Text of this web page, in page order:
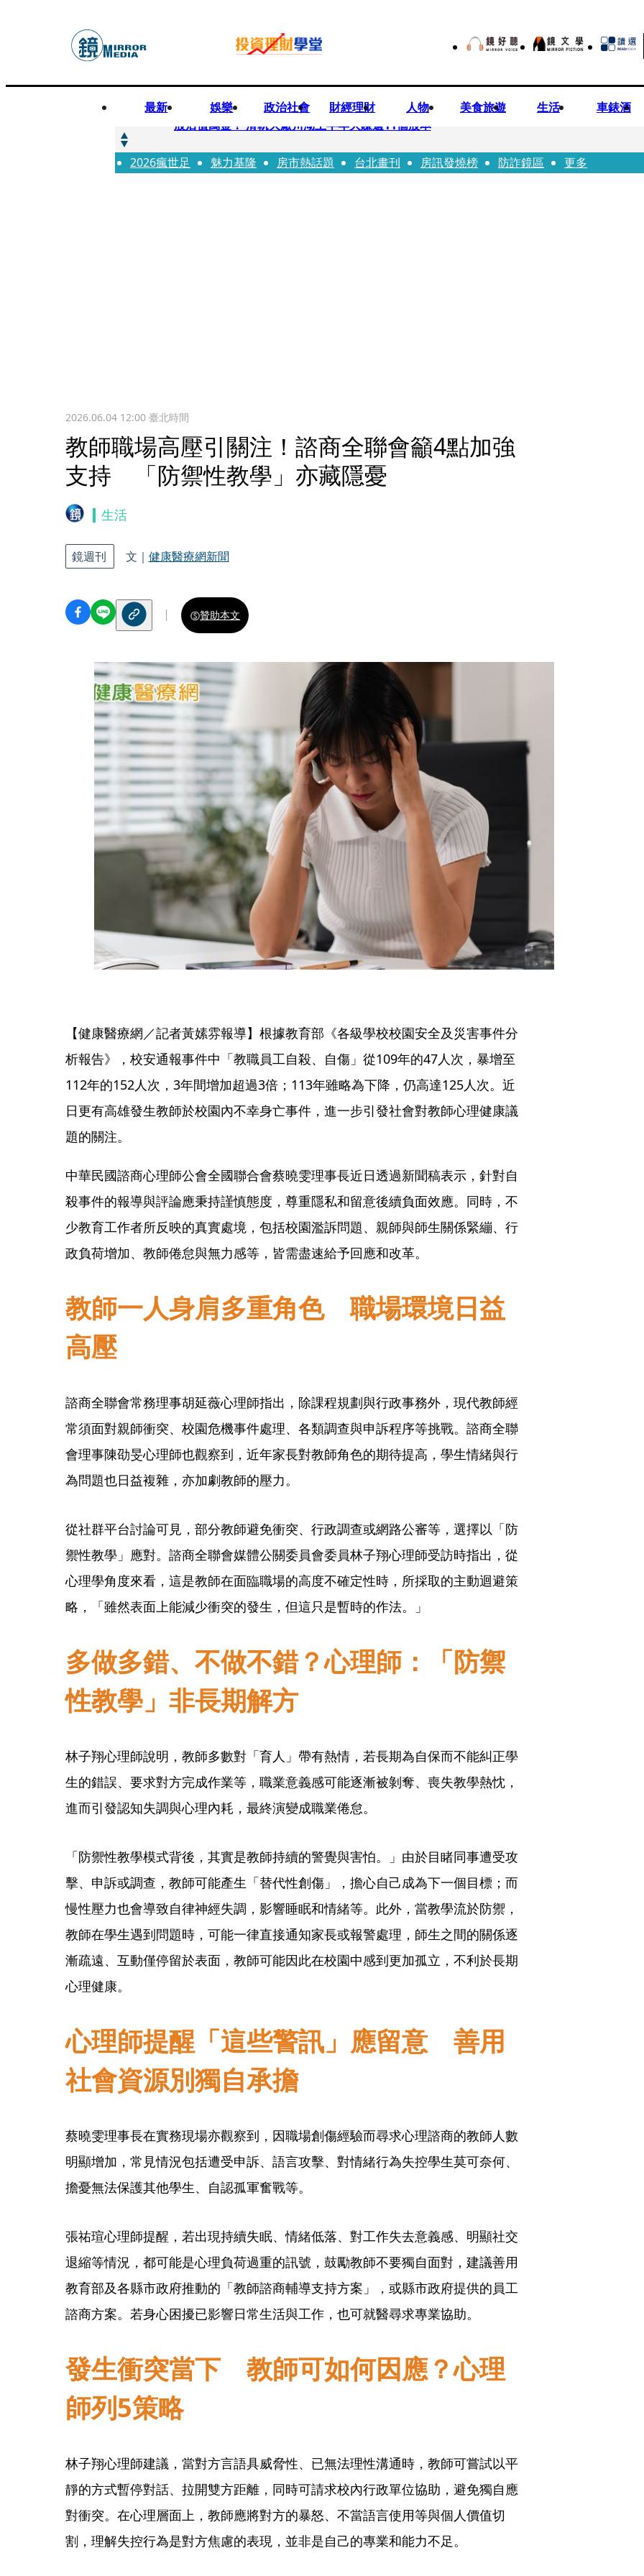
最新 娛樂 政治社會 財經理財 人物 美食旅遊 生活 車錶酒
快訊
股后值萬金！ 滑軌大廠川湖上半年大賺逾11個股本
快訊
詐騙慈濟10億元佣金案 中院裁定女律師4人羈押禁見1人交保
2026瘋世足 魅力基隆 房市熱話題 台北畫刊 房訊發燒榜 防詐鏡區 更多
2026.06.04 12:00臺北時間
教師職場高壓引關注！諮商全聯會籲4點加強
支持 「防禦性教學」亦藏隱憂
生活
鏡週刊 文｜ 健康醫療網新聞
贊助本文
【健康醫療網／記者黃嫊雰報導】根據教育部《各級學校校園安全及災害事件分
析報告》，校安通報事件中「教職員工自殺、自傷」從109年的47人次，暴增至
112年的152人次，3年間增加超過3倍；113年雖略為下降，仍高達125人次。近
日更有高雄發生教師於校園內不幸身亡事件，進一步引發社會對教師心理健康議
題的關注。
中華民國諮商心理師公會全國聯合會蔡曉雯理事長近日透過新聞稿表示，針對自
殺事件的報導與評論應秉持謹慎態度，尊重隱私和留意後續負面效應。同時，不
少教育工作者所反映的真實處境，包括校園濫訴問題、親師與師生關係緊繃、行
政負荷增加、教師倦怠與無力感等，皆需盡速給予回應和改革。
教師一人身肩多重角色 職場環境日益
高壓
諮商全聯會常務理事胡延薇心理師指出，除課程規劃與行政事務外，現代教師經
常須面對親師衝突、校園危機事件處理、各類調查與申訴程序等挑戰。諮商全聯
會理事陳劭旻心理師也觀察到，近年家長對教師角色的期待提高，學生情緒與行
為問題也日益複雜，亦加劇教師的壓力。
從社群平台討論可見，部分教師避免衝突、行政調查或網路公審等，選擇以「防
禦性教學」應對。諮商全聯會媒體公關委員會委員林子翔心理師受訪時指出，從
心理學角度來看，這是教師在面臨職場的高度不確定性時，所採取的主動迴避策
略，「雖然表面上能減少衝突的發生，但這只是暫時的作法。」
多做多錯、不做不錯？心理師：「防禦
性教學」非長期解方
林子翔心理師說明，教師多數對「育人」帶有熱情，若長期為自保而不能糾正學
生的錯誤、要求對方完成作業等，職業意義感可能逐漸被剝奪、喪失教學熱忱，
進而引發認知失調與心理內耗，最終演變成職業倦怠。
「防禦性教學模式背後，其實是教師持續的警覺與害怕。」由於目睹同事遭受攻
擊、申訴或調查，教師可能產生「替代性創傷」，擔心自己成為下一個目標；而
慢性壓力也會導致自律神經失調，影響睡眠和情緒等。此外，當教學流於防禦，
教師在學生遇到問題時，可能一律直接通知家長或報警處理，師生之間的關係逐
漸疏遠、互動僅停留於表面，教師可能因此在校園中感到更加孤立，不利於長期
心理健康。
心理師提醒「這些警訊」應留意 善用
社會資源別獨自承擔
蔡曉雯理事長在實務現場亦觀察到，因職場創傷經驗而尋求心理諮商的教師人數
明顯增加，常見情況包括遭受申訴、語言攻擊、對情緒行為失控學生莫可奈何、
擔憂無法保護其他學生、自認孤軍奮戰等。
張祐瑄心理師提醒，若出現持續失眠、情緒低落、對工作失去意義感、明顯社交
退縮等情況，都可能是心理負荷過重的訊號，鼓勵教師不要獨自面對，建議善用
教育部及各縣市政府推動的「教師諮商輔導支持方案」，或縣市政府提供的員工
諮商方案。若身心困擾已影響日常生活與工作，也可就醫尋求專業協助。
發生衝突當下 教師可如何因應？心理
師列5策略
林子翔心理師建議，當對方言語具威脅性、已無法理性溝通時，教師可嘗試以平
靜的方式暫停對話、拉開雙方距離，同時可請求校內行政單位協助，避免獨自應
對衝突。在心理層面上，教師應將對方的暴怒、不當語言使用等與個人價值切
割，理解失控行為是對方焦慮的表現，並非是自己的專業和能力不足。